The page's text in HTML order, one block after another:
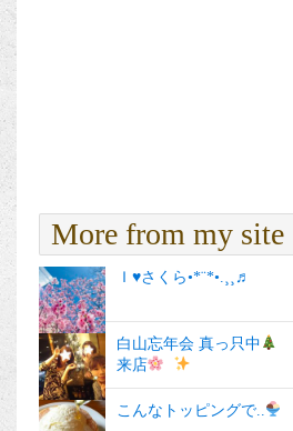
More from my site
Ｉ♥️さくら•*¨*•.¸¸♬︎
白山忘年会 真っ只中
来店
こんなトッピングで..